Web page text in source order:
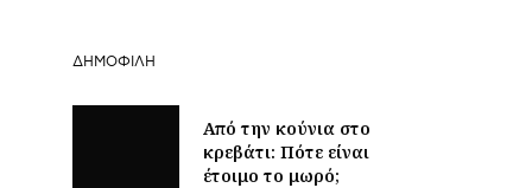
ΔΗΜΟΦΙΛΉ
Από την κούνια στο
κρεβάτι: Πότε είναι
έτοιμο το μωρό;